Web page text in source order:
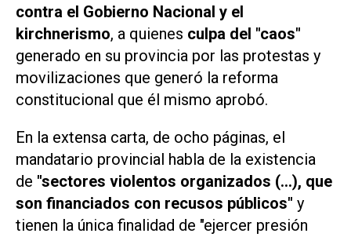
contra el Gobierno Nacional y el
kirchnerismo, a quienes culpa del "caos"
generado en su provincia por las protestas y
movilizaciones que generó la reforma
constitucional que él mismo aprobó.
En la extensa carta, de ocho páginas, el
mandatario provincial habla de la existencia
de "sectores violentos organizados (...), que
son financiados con recusos públicos" y
tienen la única finalidad de "ejercer presión